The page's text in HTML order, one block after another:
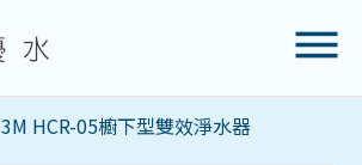
3M HCR-05櫥下型雙效淨水器